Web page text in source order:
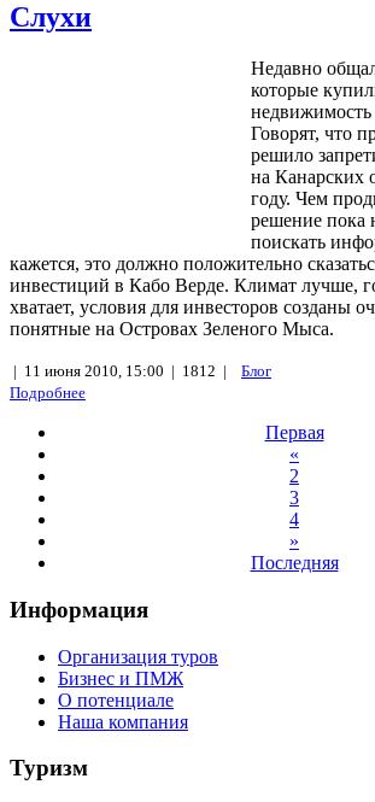
Cлухи
Недавно
которые
недвижимость
Говорят, что
решило
на Канарских
году. Чем
решение пока
поискать
кажется, это должно положительно
инвестиций в Кабо Верде. Климат лучше,
хватает, условия для инвесторов созданы
понятные на Островах Зеленого Мыса.
| 11 июня 2010, 15:00 | 1812 |
Блог
Подробнее
Первая
«
2
3
4
»
Последняя
Информация
Организация туров
Бизнес и ПМЖ
О потенциале
Наша компания
Туризм